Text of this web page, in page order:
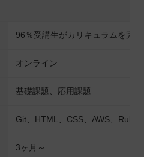
96％受講生がカリキュラムを完遂
オンライン
基礎課題、応用課題
Git、HTML、CSS、AWS、Ruby
3ヶ月～